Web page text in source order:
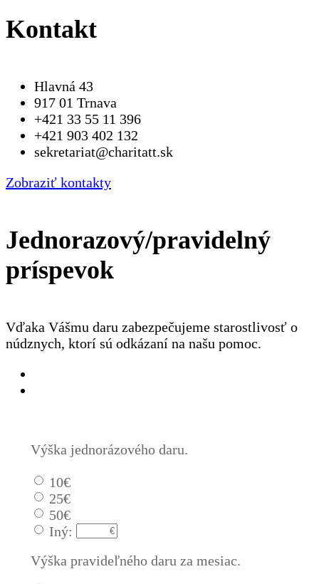
Kontakt
Hlavná 43
917 01 Trnava
+421 33 55 11 396
+421 903 402 132
sekretariat@charitatt.sk
Zobraziť kontakty
Jednorazový/pravidelný
príspevok
Vďaka Vášmu daru zabezpečujeme starostlivosť o
núdznych, ktorí sú odkázaní na našu pomoc.
Výška jednorázového daru.
10€
25€
50€
Iný:
Výška pravideľného daru za mesiac.